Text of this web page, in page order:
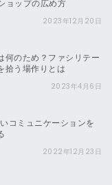
ョップの広め方
2023年12月20日
何のため？ファシリテー
拾う場作りとは
2023年4月6日
コミュニケーションを
2022年12月23日